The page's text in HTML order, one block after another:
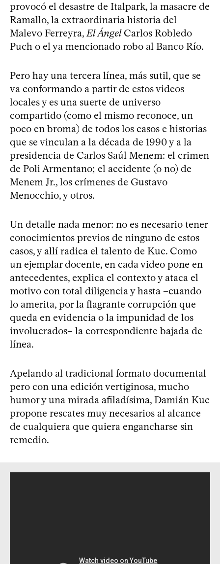
provocó el desastre de Italpark, la masacre de
Ramallo, la extraordinaria historia del
Malevo Ferreyra,El ÁngelCarlos Robledo
Puch o el ya mencionado robo al Banco Río.
Pero hay una tercera línea, más sutil, que se
va conformando a partir de estos videos
locales y es una suerte de universo
compartido (como el mismo reconoce, un
poco en broma) de todos los casos e historias
que se vinculan a la década de 1990 y a la
presidencia de Carlos Saúl Menem: el crimen
de Poli Armentano; el accidente (o no) de
Menem Jr., los crímenes de Gustavo
Menocchio, y otros.
Un detalle nada menor: no es necesario tener
conocimientos previos de ninguno de estos
casos, y allí radica el talento de Kuc. Como
un ejemplar docente, en cada video pone en
antecedentes, explica el contexto y ataca el
motivo con total diligencia y hasta –cuando
lo amerita, por la flagrante corrupción que
queda en evidencia o la impunidad de los
involucrados– la correspondiente bajada de
línea.
Apelando al tradicional formato documental
pero con una edición vertiginosa, mucho
humor y una mirada afiladísima, Damián Kuc
propone rescates muy necesarios al alcance
de cualquiera que quiera engancharse sin
remedio.